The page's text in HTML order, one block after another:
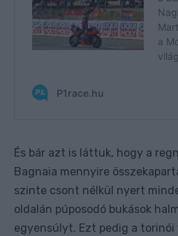
És bár azt is láttuk, hogy a
Bagnaia mennyire
szinte csont nélkül nyert
oldalán púposodó bukások
egyensúlyt. Ezt pedig a